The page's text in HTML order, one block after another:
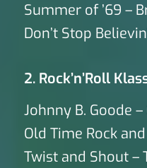
Summer of ’69 –
Don’t Stop
2. Rock’n’Roll
Johnny B. Goode
Old Time Rock
Twist and Shout –